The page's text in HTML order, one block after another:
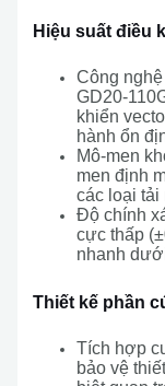
Hiệu suất điều
Công
GD20-
khiển
hành ổn
Mô-men
men định
các loại
Độ chính
cực thấp
nhanh
Thiết kế phần
Tích hợp
bảo vệ